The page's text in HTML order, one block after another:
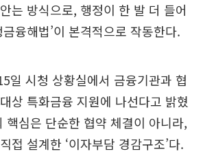
는 방식으로, 행정이 한 발 더 들어
융해법’이 본격적으로 작동한다.
일 시청 상황실에서 금융기관과 협
상 특화금융 지원에 나선다고 밝혔
핵심은 단순한 협약 체결이 아니라,
접 설계한 ‘이자부담 경감구조’다.